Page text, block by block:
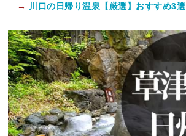
→ 川口の日帰り温泉【厳選】おすすめ3選